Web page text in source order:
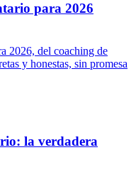
para 2026
2026, del coaching de
y honestas, sin promesa
la verdadera